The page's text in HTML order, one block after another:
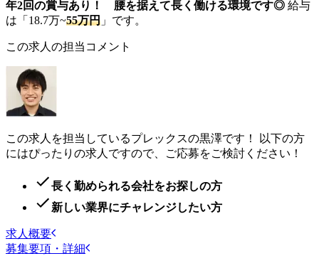
年2回の賞与あり！ 腰を据えて長く働ける環境です◎ 給与
は「18.7万~55万円 」です。
この求人の担当コメント
この求人を担当しているプレックスの黒澤です！ 以下の方
にはぴったりの求人ですので、ご応募をご検討ください！
長く勤められる会社をお探しの方
新しい業界にチャレンジしたい方
求人概要
募集要項・詳細